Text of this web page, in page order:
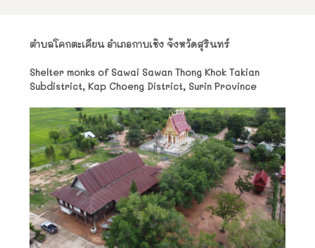
ตำบลโคกตะเคียน อำเภอกาบเชิง จังหวัดสุรินทร์
Shelter monks of Sawai Sawan Thong Khok Takian
Subdistrict, Kap Choeng District, Surin Province